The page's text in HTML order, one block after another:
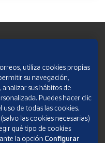
utiliza cookies propias
su navegación,
sus hábitos de
Puedes hacer clic
de todas las cookies.
las cookies necesarias)
qué tipo de cookies
la opción Configurar